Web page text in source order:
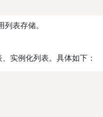
表存储。
实例化列表。具体如下：